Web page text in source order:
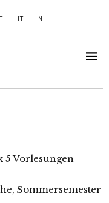
IT NL
5 Vorlesungen
Sommersemester